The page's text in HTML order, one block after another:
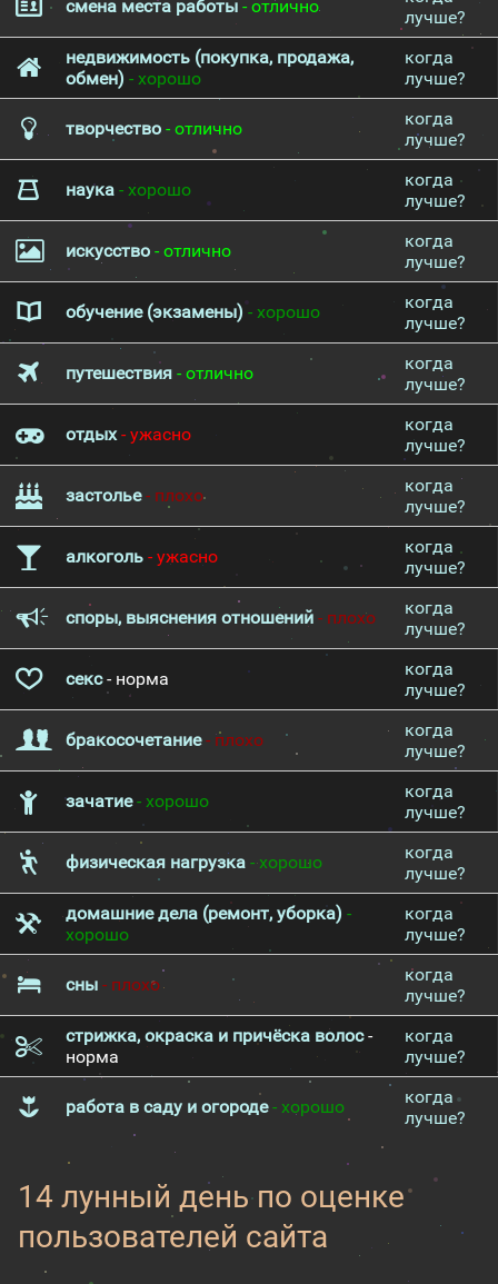
смена места работы - отлично
лучше?
недвижимость (покупка, продажа,
обмен) - хорошо
когда
лучше?
творчество - отлично
когда
лучше?
наука - хорошо
когда
лучше?
искусство - отлично
когда
лучше?
обучение (экзамены) - хорошо
когда
лучше?
путешествия - отлично
когда
лучше?
отдых- ужасно
когда
лучше?
застолье- плохо
когда
лучше?
алкоголь - ужасно
когда
лучше?
споры, выяснения отношений - плохо
когда
лучше?
секс- норма
когда
лучше?
бракосочетание- плохо
когда
лучше?
зачатие- хорошо
когда
лучше?
физическая нагрузка - хорошо
когда
лучше?
домашние дела (ремонт, уборка) -
хорошо
когда
лучше?
сны - плохо
когда
лучше?
стрижка, окраска и причёска волос-
норма
когда
лучше?
работа в саду и огороде- хорошо
когда
лучше?
14 лунный день по оценке
пользователей сайта